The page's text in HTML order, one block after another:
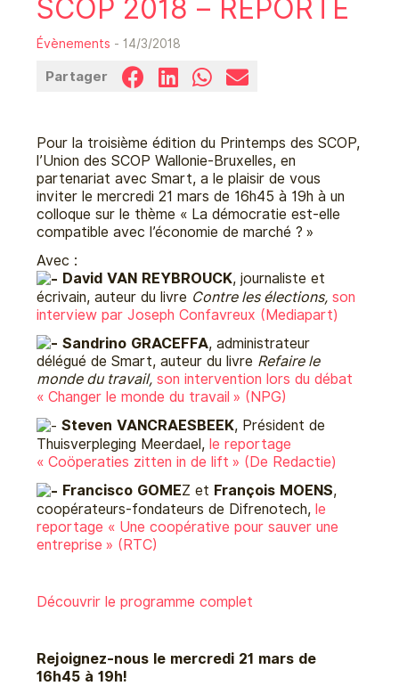
SCOP 2018 – REPORTÉ
Évènements - 14/3/2018
Partager
Pour la troisième édition du Printemps des SCOP,
l’Union des SCOP Wallonie-Bruxelles, en
partenariat avec Smart, a le plaisir de vous
inviter le mercredi 21 mars de 16h45 à 19h à un
colloque sur le thème « La démocratie est-elle
compatible avec l’économie de marché ? »
Avec :
David VAN REYBROUCK, journaliste et
écrivain, auteur du livre Contre les élections, son
interview par Joseph Confavreux (Mediapart)
Sandrino GRACEFFA, administrateur
délégué de Smart, auteur du livre Refaire le
monde du travail, son intervention lors du débat
« Changer le monde du travail » (NPG)
Steven VANCRAESBEEK, Président de
Thuisverpleging Meerdael, le reportage
« Coöperaties zitten in de lift » (De Redactie)
Francisco GOMEZ et François MOENS,
coopérateurs-fondateurs de Difrenotech, le
reportage « Une coopérative pour sauver une
entreprise » (RTC)
Découvrir le programme complet
Rejoignez-nous le mercredi 21 mars de
16h45 à 19h!